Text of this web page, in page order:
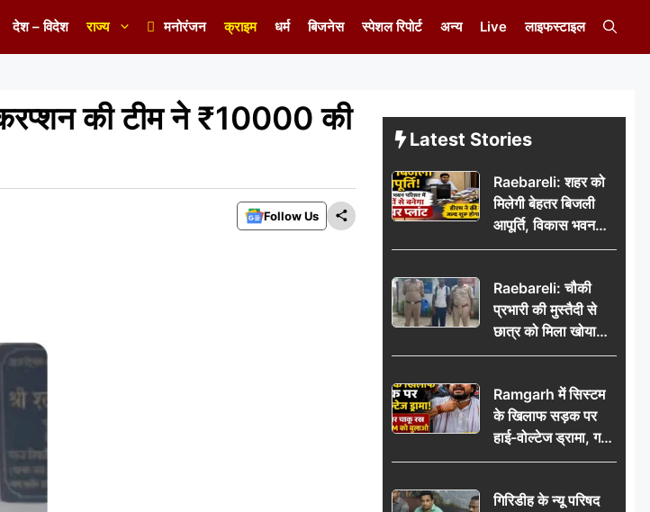
देश – विदेश राज्य मनोरंजन क्राइम धर्म बिजनेस स्पेशल रिपोर्ट अन्य Live लाइफस्टाइल
करप्शन की टीम ने ₹10000 की
Follow Us
Latest Stories
Raebareli: शहर को
मिलेगी बेहतर बिजली
आपूर्ति, विकास भवन
परिसर में करोड़ों से
Raebareli: चौकी
प्रभारी की मुस्तैदी से
छात्र को मिला खोया
बैग, जरूरी दस्तावेज
पुलिस टीम का जताया
आभार
Ramgarh में सिस्टम
के खिलाफ सड़क पर
हाई-वोल्टेज ड्रामा, गर्दन
पर चाकू रख बोला- CM
वायरल
गिरिडीह के न्यू परिषद